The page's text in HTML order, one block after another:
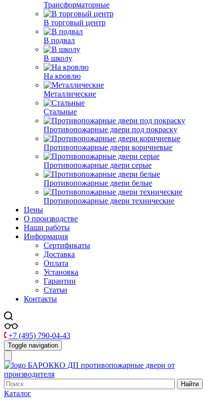
Трансформаторные
В торговый центр
В подвал
В школу
На кровлю
Металлические
Стальные
Противопожарные двери под покраску
Противопожарные двери коричневые
Противопожарные двери серые
Противопожарные двери белые
Противопожарные двери технические
Цены
О производстве
Наши работы
Информация
Сертификаты
Доставка
Оплата
Установка
Гарантии
Статьи
Контакты
+7 (495) 790-04-43
Toggle navigation
БАРОККО ДП противопожарные двери от
производителя
Найти
Каталог